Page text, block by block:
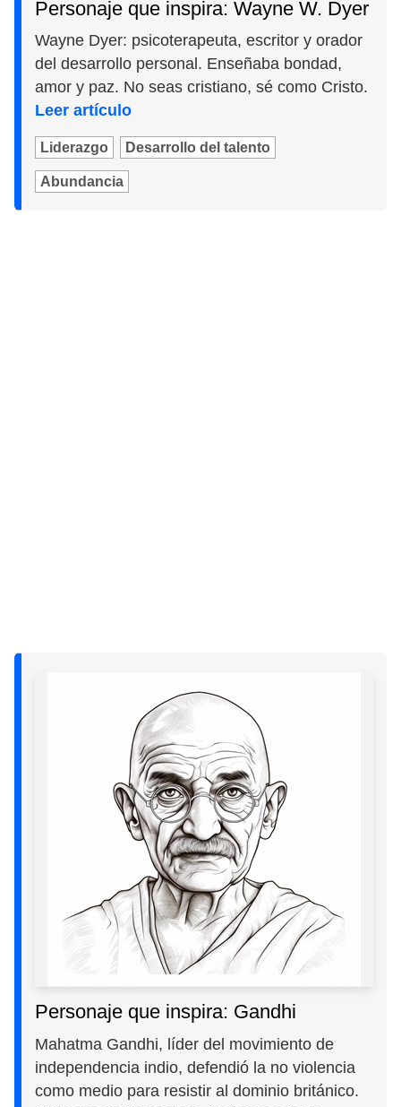
Personaje que inspira: Wayne W. Dyer
Wayne Dyer: psicoterapeuta, escritor y orador
del desarrollo personal. Enseñaba bondad,
amor y paz. No seas cristiano, sé como Cristo.
Leer artículo
Liderazgo Desarrollo del talento
Abundancia
Personaje que inspira: Gandhi
Mahatma Gandhi, líder del movimiento de
independencia indio, defendió la no violencia
como medio para resistir al dominio británico.